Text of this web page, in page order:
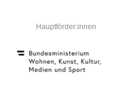
Hauptförder:innen